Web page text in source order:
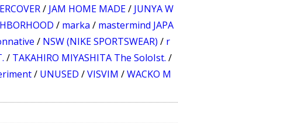
/ JAM HOME MADE/ JUNYA W
/ marka / mastermind JAPA
/ NSW (NIKE SPORTSWEAR) / r
/ TAKAHIRO MIYASHITA The SoloIst. /
/ UNUSED /VISVIM /WACKO M